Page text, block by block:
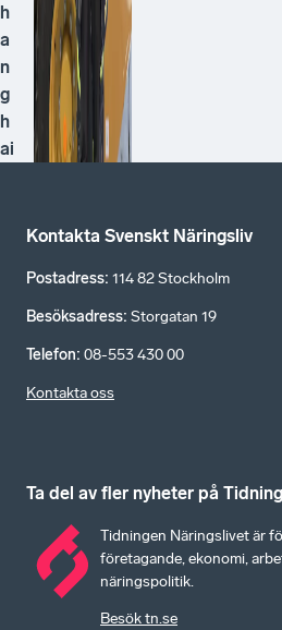
h
a
n
g
h
ai
Kontakta Svenskt Näringsliv
Postadress: 114 82 Stockholm
Besöksadress: Storgatan 19
Telefon: 08-553 430 00
Kontakta oss
Ta del av fler nyheter på
Tidningen Näringslivet är
företagande, ekonomi,
näringspolitik.
Besök tn.se